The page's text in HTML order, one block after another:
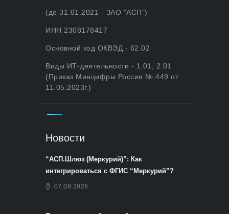
(до 31.01.2021 - ЗАО "АСП")
ИНН 2308178417
Основной код ОКВЭД - 62.02
Виды ИТ-деятельности - 1.01, 2.01
(Приказ Минцифры России № 449 от
11.05.2023г.)
Новости
“АСП.Шлюз (Меркурий)”: Как
интегрироваться с ФГИС “Меркурий”?
07.08.2026